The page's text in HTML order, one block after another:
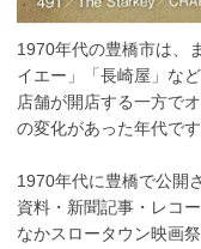
1970年代の豊橋市は、
イエー」「長崎屋」な
店舗が開店する一方で
の変化があった年代です
1970年代に豊橋で公開
資料・新聞記事・レコ
なかスロータウン映画